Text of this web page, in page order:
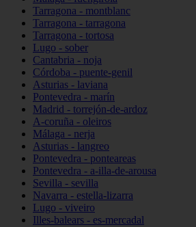
Tarragona - montblanc
Tarragona - tarragona
Tarragona - tortosa
Lugo - sober
Cantabria - noja
Córdoba - puente-genil
Asturias - laviana
Pontevedra - marín
Madrid - torrejón-de-ardoz
A-coruña - oleiros
Málaga - nerja
Asturias - langreo
Pontevedra - ponteareas
Pontevedra - a-illa-de-arousa
Sevilla - sevilla
Navarra - estella-lizarra
Lugo - viveiro
Illes-balears - es-mercadal